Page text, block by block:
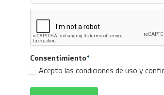
Consentimiento*
Acepto las condiciones de uso y